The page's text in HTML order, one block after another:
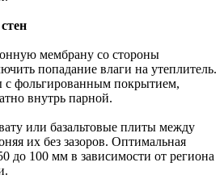
мембрану со стороны
попадание влаги на утеплитель.
с фольгированным покрытием,
внутрь парной.
или базальтовые плиты между
их без зазоров. Оптимальная
до 100 мм в зависимости от региона